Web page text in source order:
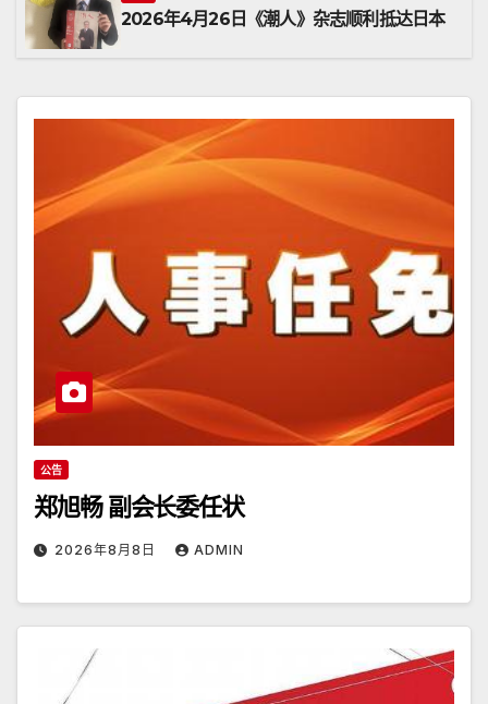
2026年4月26日《潮人》杂志顺利抵达日本
公告
郑旭畅 副会长委任状
2026年8月8日 ADMIN